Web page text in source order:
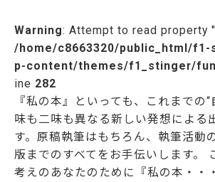
Warning: Attempt to read property
/home/c8663320/public_html/
p-content/themes/f1_stinger/
ine 282
『私の本』といっても、これまでの
味も二味も異なる新しい発想による
す。原稿執筆はもちろん、執筆活動
版までのすべてをお手伝いします。
考えのあなたのために『私の本・・・